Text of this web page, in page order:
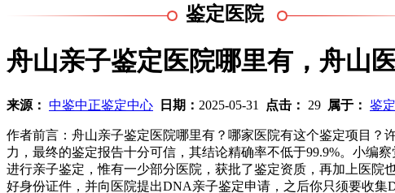
鉴定医院
舟山亲子鉴定医院哪里有，舟山
来源： 中鉴中正鉴定中心 日期： 2025-05-31 点击： 29 属于： 鉴
作者前言：舟山亲子鉴定医院哪里有？哪家医院有这个鉴定项目
力，最终的鉴定报告十分可信，其结论精确率不低于99.9%。小编
进行亲子鉴定，惟有一少部分医院，获批了鉴定资质，再加上医
好身份证件，并向医院提出DNA亲子鉴定申请，之后你只须要收